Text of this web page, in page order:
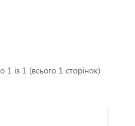
1 із 1 (всього 1 сторінок)